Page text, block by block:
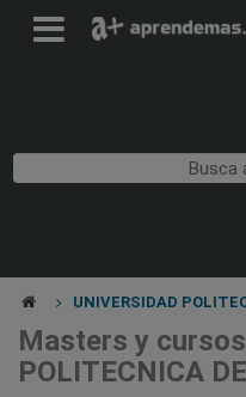
UNIVERSIDAD
Masters y
POLITECNICA